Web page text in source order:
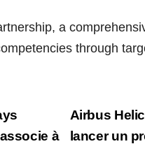
a
through
Airbus
lancer un
à